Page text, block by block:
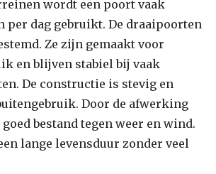
wordt een poort vaak
per dag gebruikt. De draaipoorten
Ze zijn gemaakt voor
en blijven stabiel bij vaak
De constructie is stevig en
Door de afwerking
bestand tegen weer en wind.
lange levensduur zonder veel